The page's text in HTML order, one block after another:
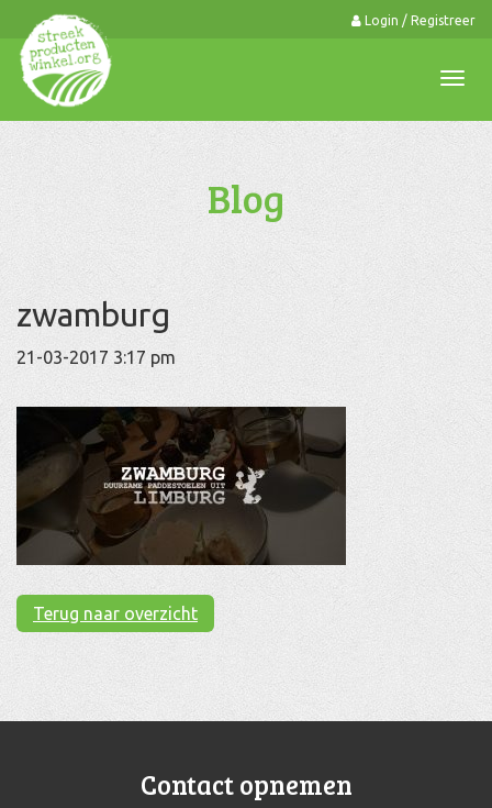
Login / Registreer
Blog
zwamburg
21-03-2017 3:17 pm
Terug naar overzicht
Contact opnemen